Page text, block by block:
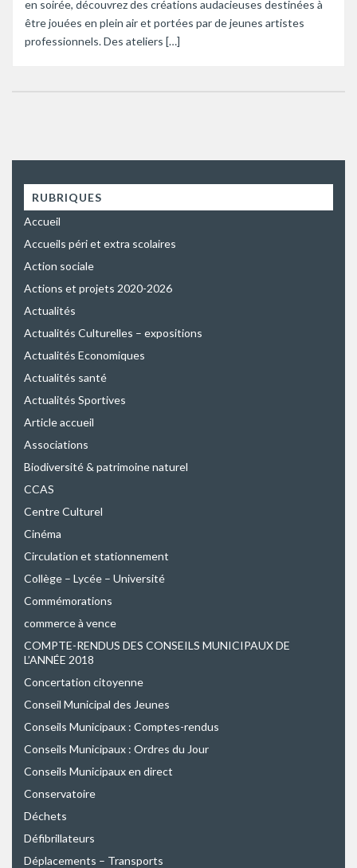
en soirée, découvrez des créations audacieuses destinées à
être jouées en plein air et portées par de jeunes artistes
professionnels. Des ateliers […]
RUBRIQUES
Accueil
Accueils péri et extra scolaires
Action sociale
Actions et projets 2020-2026
Actualités
Actualités Culturelles – expositions
Actualités Economiques
Actualités santé
Actualités Sportives
Article accueil
Associations
Biodiversité & patrimoine naturel
CCAS
Centre Culturel
Cinéma
Circulation et stationnement
Collège – Lycée – Université
Commémorations
commerce à vence
COMPTE-RENDUS DES CONSEILS MUNICIPAUX DE
L’ANNÉE 2018
Concertation citoyenne
Conseil Municipal des Jeunes
Conseils Municipaux : Comptes-rendus
Conseils Municipaux : Ordres du Jour
Conseils Municipaux en direct
Conservatoire
Déchets
Défibrillateurs
Déplacements – Transports